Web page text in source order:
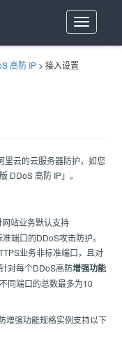
Toggle
navigation
高防 IP > 接入设置
里云的云服务器防护，如您
DDoS 高防 IP」。
站业务默认支持
端口的DDoS攻击防护。
业务非标准端口，且对
对每个DDoS高防增强功能
同端口的总数最多为10
增强功能规格实例支持以下